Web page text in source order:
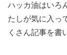
ハッカ油はいろ
たしが気に入っ
くさん記事を書